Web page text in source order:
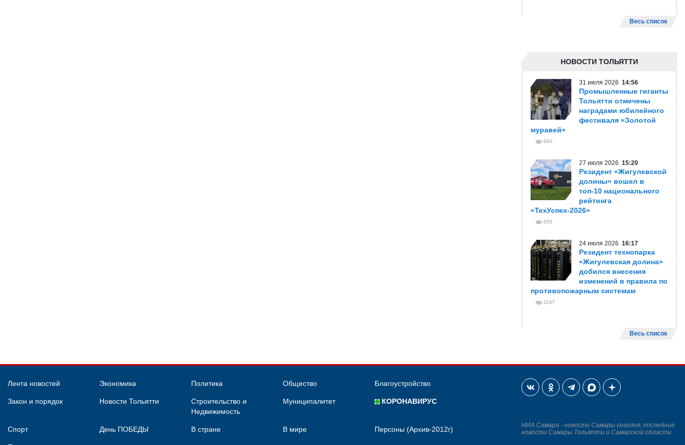
Весь список
НОВОСТИ ТОЛЬЯТТИ
31 июля 2026 14:56
Промышленные гиганты
Тольятти отмечены
наградами юбилейного
фестиваля «Золотой
муравей»
960
27 июля 2026 15:20
Резидент «Жигулевской
долины» вошел в
топ-10 национального
рейтинга
«ТехУспех-2026»
959
24 июля 2026 16:17
Резидент технопарка
«Жигулевская долина»
добился внесения
изменений в правила по
противопожарным системам
1197
Весь список
Лента новостей Экономика Политика Общество Благоустройство
Закон и порядок Новости Тольятти
Строительство и
Недвижимость
Муниципалитет КОРОНАВИРУС
Спорт День ПОБЕДЫ В стране В мире Персоны (Архив-2012г)
НИА Самара - новости Самары сегодня, последние
новости Самары Тольятти и Самарской области